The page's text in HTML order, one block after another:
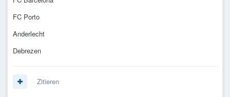
FC Porto
Anderlecht
Debrezen
Zitieren